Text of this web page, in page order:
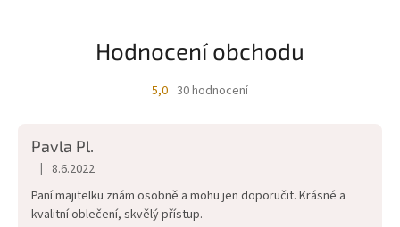
Hodnocení obchodu
5,0 Průměrné
5
hvězdiček.
30 hodnocení
Pavla Pl.
Hodnocení obchodu je 5 z 5 hvězdiček.
| 8.6.2022
Paní majitelku znám osobně a mohu jen doporučit. Krásné a
kvalitní oblečení, skvělý přístup.